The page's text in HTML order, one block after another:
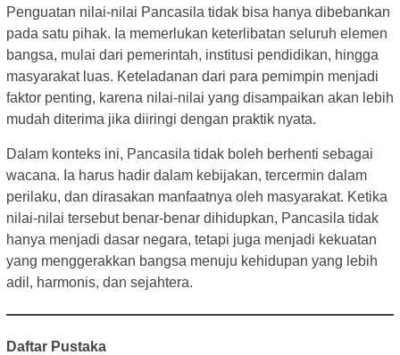
Penguatan nilai-nilai Pancasila tidak bisa hanya dibebankan
pada satu pihak. Ia memerlukan keterlibatan seluruh elemen
bangsa, mulai dari pemerintah, institusi pendidikan, hingga
masyarakat luas. Keteladanan dari para pemimpin menjadi
faktor penting, karena nilai-nilai yang disampaikan akan lebih
mudah diterima jika diiringi dengan praktik nyata.
Dalam konteks ini, Pancasila tidak boleh berhenti sebagai
wacana. Ia harus hadir dalam kebijakan, tercermin dalam
perilaku, dan dirasakan manfaatnya oleh masyarakat. Ketika
nilai-nilai tersebut benar-benar dihidupkan, Pancasila tidak
hanya menjadi dasar negara, tetapi juga menjadi kekuatan
yang menggerakkan bangsa menuju kehidupan yang lebih
adil, harmonis, dan sejahtera.
Daftar Pustaka